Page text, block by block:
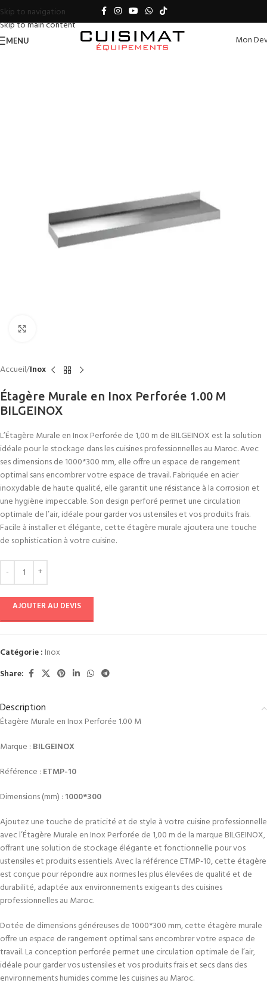
Skip to navigation
Skip to main content
MENU Mon
Accueil Inox
Étagère Murale en Inox Perforée 1.00 M
BILGEINOX
L’Étagère Murale en Inox Perforée de 1,00 m de BILGEINOX est la solution
idéale pour le stockage dans les cuisines professionnelles au Maroc. Avec
ses dimensions de 1000*300 mm, elle offre un espace de rangement
optimal sans encombrer votre espace de travail. Fabriquée en acier
inoxydable de haute qualité, elle garantit une résistance à la corrosion et
une hygiène impeccable. Son design perforé permet une circulation
optimale de l’air, idéale pour garder vos ustensiles et vos produits frais.
Facile à installer et élégante, cette étagère murale ajoutera une touche
de sophistication à votre cuisine.
AJOUTER AU DEVIS
Catégorie : Inox
Share:
Description
Étagère Murale en Inox Perforée 1.00 M
Marque : BILGEINOX
Référence : ETMP-10
Dimensions (mm) : 1000*300
Ajoutez une touche de praticité et de style à votre cuisine professionnelle
avec l’Étagère Murale en Inox Perforée de 1,00 m de la marque BILGEINOX,
offrant une solution de stockage élégante et fonctionnelle pour vos
ustensiles et produits essentiels. Avec la référence ETMP-10, cette étagère
est conçue pour répondre aux normes les plus élevées de qualité et de
durabilité, adaptée aux environnements exigeants des cuisines
professionnelles au Maroc.
Dotée de dimensions généreuses de 1000*300 mm, cette étagère murale
offre un espace de rangement optimal sans encombrer votre espace de
travail. La conception perforée permet une circulation optimale de l’air,
idéale pour garder vos ustensiles et vos produits frais et secs dans des
environnements humides comme les cuisines au Maroc.